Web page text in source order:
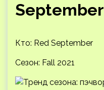
September
Кто: Red September
Сезон: Fall 2021